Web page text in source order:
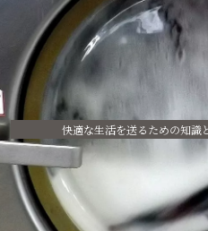
快適な生活を送るための知識